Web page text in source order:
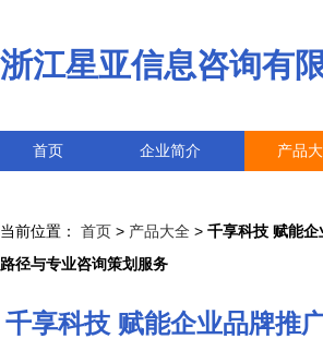
浙江星亚信息咨询有
首页 企业简介 产品
当前位置： 首页 > 产品大全 > 千享科技 赋能
路径与专业咨询策划服务
千享科技 赋能企业品牌推